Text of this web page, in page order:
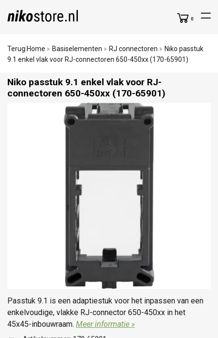
0
Terug Home Basiselementen RJ connectoren
Niko passtuk
9.1 enkel vlak voor RJ-connectoren 650-450xx (170-65901)
Niko passtuk 9.1 enkel vlak voor RJ-
connectoren 650-450xx (170-65901)
Passtuk 9.1 is een adaptiestuk voor het inpassen van een
enkelvoudige, vlakke RJ-connector 650-450xx in het
45x45-inbouwraam. Meer informatie »